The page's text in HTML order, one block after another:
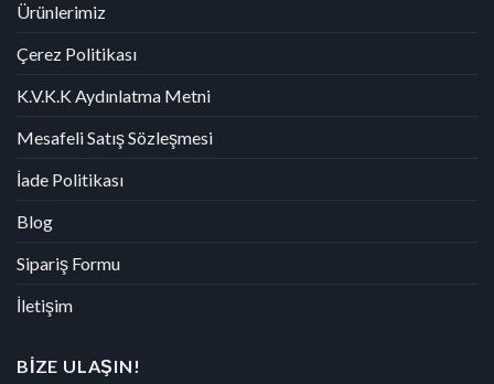
Ürünlerimiz
Çerez Politikası
K.V.K.K Aydınlatma Metni
Mesafeli Satış Sözleşmesi
İade Politikası
Blog
Sipariş Formu
İletişim
BİZE ULAŞIN!